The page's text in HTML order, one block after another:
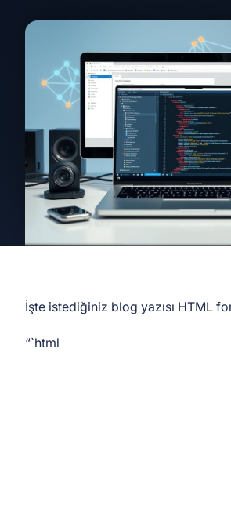
İşte istediğiniz blog yazısı HTML
“`html